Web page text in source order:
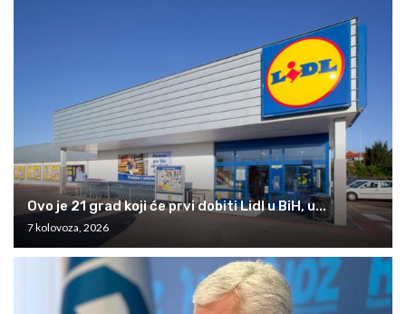
Ovo je 21 grad koji će prvi dobiti Lidl u BiH, u...
7 kolovoza, 2026